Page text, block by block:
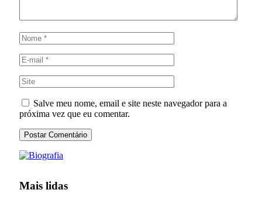
Salve meu nome, email e site neste navegador para a
próxima vez que eu comentar.
Mais lidas